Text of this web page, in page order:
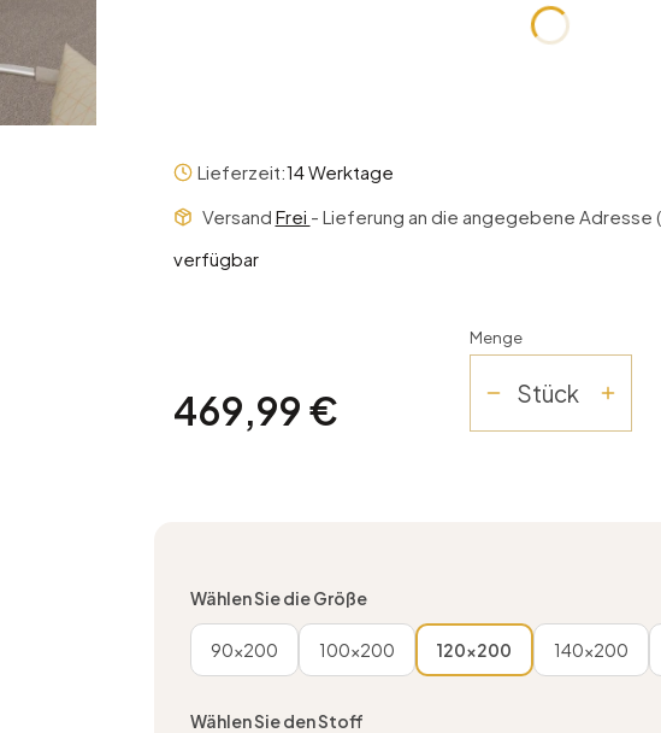
Lieferzeit:14 Werktage
Versand Frei - Lieferung an die angegebene Adresse
verfügbar
Preis
469,99 €
Menge
Stück
Wählen Sie die Größe
90x200 100x200 120x200 140x200
Wählen Sie den Stoff